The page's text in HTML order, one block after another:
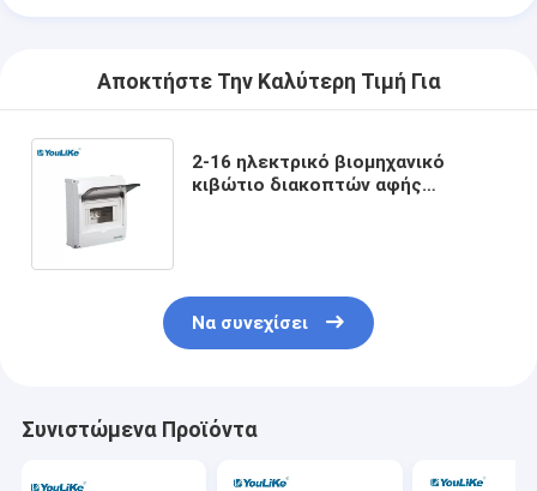
Αποκτήστε Την Καλύτερη Τιμή Για
2-16 ηλεκτρικό βιομηχανικό
κιβώτιο διακοπτών αφής
Να συνεχίσει
Συνιστώμενα Προϊόντα